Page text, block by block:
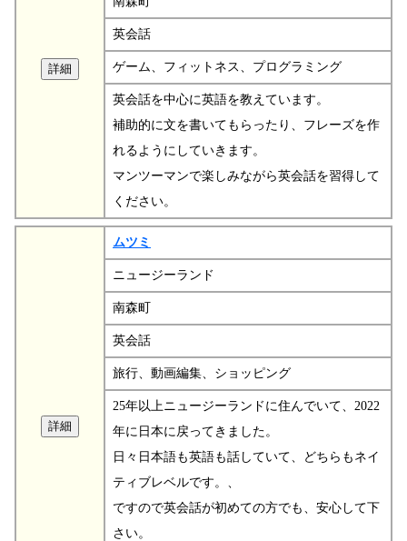
英会話
ゲーム、フィットネス、プログラミング
英会話を中心に英語を教えています。
補助的に文を書いてもらったり、フレーズを作
れるようにしていきます。
マンツーマンで楽しみながら英会話を習得して
ください。
ムツミ
ニュージーランド
南森町
英会話
旅行、動画編集、ショッピング
25年以上ニュージーランドに住んでいて、2022
年に日本に戻ってきました。
日々日本語も英語も話していて、どちらもネイ
ティブレベルです。、
ですので英会話が初めての方でも、安心して下
さい。